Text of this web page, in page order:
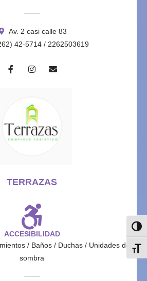
Av. 2 casi calle 83
42-5714 / 2262503619
TERRAZAS
ACCESIBILIDAD
/ Baños / Duchas / Unidades de
sombra